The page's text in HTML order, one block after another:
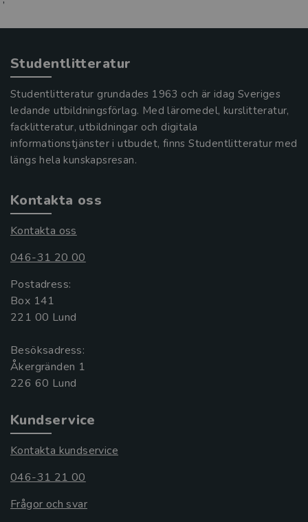
Studentlitteratur
Studentlitteratur grundades 1963 och är idag Sveriges
ledande utbildningsförlag. Med läromedel, kurslitteratur,
facklitteratur, utbildningar och digitala
informationstjänster i utbudet, finns Studentlitteratur med
längs hela kunskapsresan.
Kontakta oss
Kontakta oss
046-31 20 00
Postadress:
Box 141
221 00 Lund
Besöksadress:
Åkergränden 1
Kundservice
Kontakta kundservice
046-31 21 00
Frågor och svar